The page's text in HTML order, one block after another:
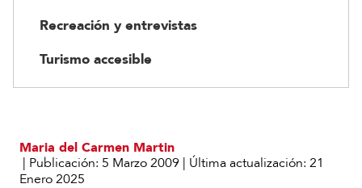
Recreación y entrevistas
Turismo accesible
Maria del Carmen Martin
| Publicación: 5 Marzo 2009 | Última actualización: 21
Enero 2025